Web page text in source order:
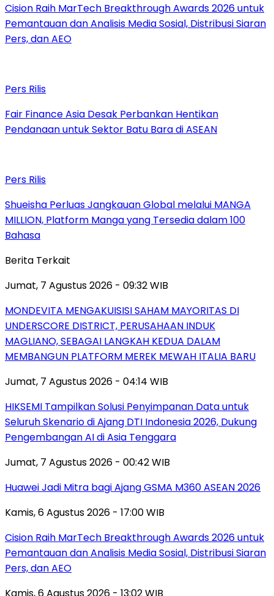
Cision Raih MarTech Breakthrough Awards 2026 untuk
Pemantauan dan Analisis Media Sosial, Distribusi Siaran
Pers, dan AEO
Pers Rilis
Fair Finance Asia Desak Perbankan Hentikan
Pendanaan untuk Sektor Batu Bara di ASEAN
Pers Rilis
Shueisha Perluas Jangkauan Global melalui MANGA
MILLION, Platform Manga yang Tersedia dalam 100
Bahasa
Berita Terkait
Jumat, 7 Agustus 2026 - 09:32 WIB
MONDEVITA MENGAKUISISI SAHAM MAYORITAS DI
UNDERSCORE DISTRICT, PERUSAHAAN INDUK
MAGLIANO, SEBAGAI LANGKAH KEDUA DALAM
MEMBANGUN PLATFORM MEREK MEWAH ITALIA BARU
Jumat, 7 Agustus 2026 - 04:14 WIB
HIKSEMI Tampilkan Solusi Penyimpanan Data untuk
Seluruh Skenario di Ajang DTI Indonesia 2026, Dukung
Pengembangan AI di Asia Tenggara
Jumat, 7 Agustus 2026 - 00:42 WIB
Huawei Jadi Mitra bagi Ajang GSMA M360 ASEAN 2026
Kamis, 6 Agustus 2026 - 17:00 WIB
Cision Raih MarTech Breakthrough Awards 2026 untuk
Pemantauan dan Analisis Media Sosial, Distribusi Siaran
Pers, dan AEO
Kamis, 6 Agustus 2026 - 13:02 WIB